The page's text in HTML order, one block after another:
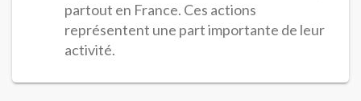
partout en France. Ces actions
représentent une part importante de leur
activité.